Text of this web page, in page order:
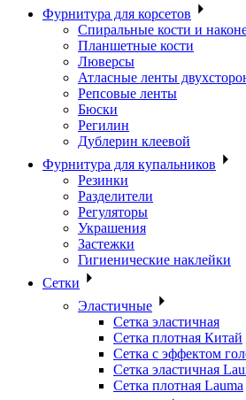
Фурнитура для корсетов
Спиральные кости и
Планшетные кости
Люверсы
Атласные ленты
Репсовые ленты
Бюски
Регилин
Дублерин клеевой
Фурнитура для купальников
Резинки
Разделители
Регуляторы
Украшения
Застежки
Гигиенические наклейки
Сетки
Эластичные
Сетка эластичная
Сетка плотная Китай
Сетка с эффектом
Сетка эластичная
Сетка плотная Lauma